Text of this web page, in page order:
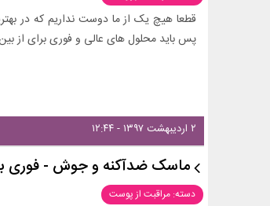
قطعا هیچ یک از ما دوست نداریم که در
پس باید محلول های عالی و فوری برای از
۲ اردیبهشت ۱۳۹۷ - ۱۲:۴۴
ماسک ضدآکنه و جوش - فوری
دسته: مراقبت از پوست